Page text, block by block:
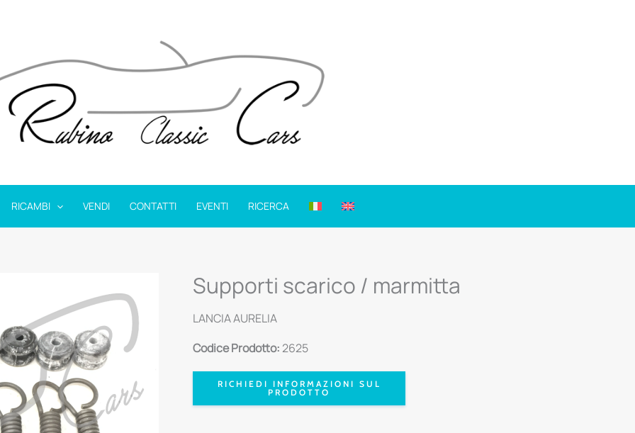
RICAMBI VENDI CONTATTI EVENTI RICERCA
Supporti scarico / marmitta
LANCIA AURELIA
Codice Prodotto: 2625
RICHIEDI INFORMAZIONI SUL
PRODOTTO